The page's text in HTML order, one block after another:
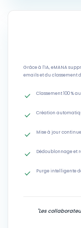
Grâce à l'IA, eMANA
emails et du classement
Classement 100 %
Création
Mise à jour
Dédoublonnage et
Purge intelligente
"Les